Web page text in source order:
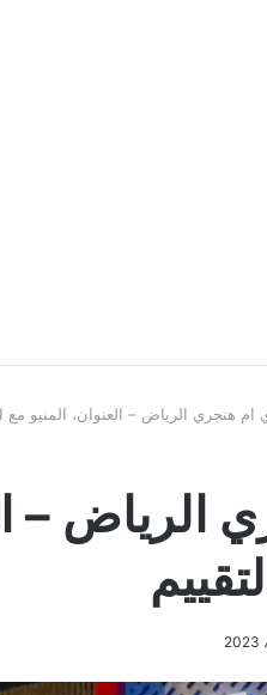
ام هنجري الرياض – العنوان، المنيو مع
الرياض –